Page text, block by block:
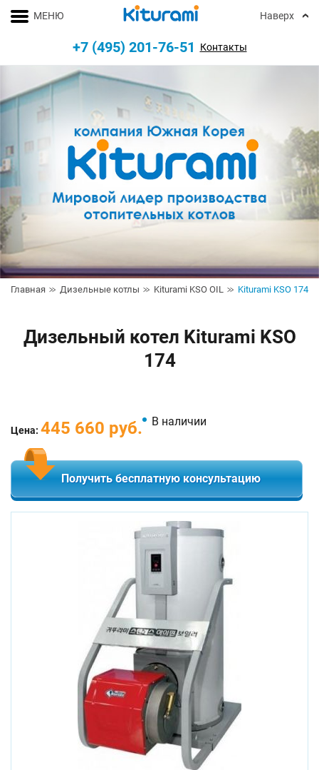
Главная Дизельные котлы Kiturami KSO OIL Kiturami KSO 174
Дизельный котел Kiturami KSO
174
Цена: 445 660 руб. В наличии
Получить бесплатную консультацию
МЕНЮ Наверх
+7 (495) 201-76-51 Контакты